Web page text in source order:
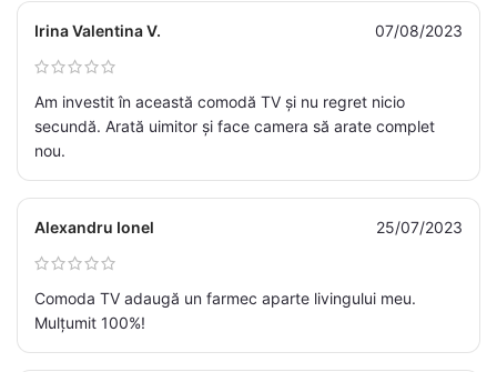
Irina Valentina V. 07/08/2023
Am investit în această comodă TV și nu regret nicio
secundă. Arată uimitor și face camera să arate complet
nou.
Alexandru Ionel 25/07/2023
Comoda TV adaugă un farmec aparte livingului meu.
Mulțumit 100%!